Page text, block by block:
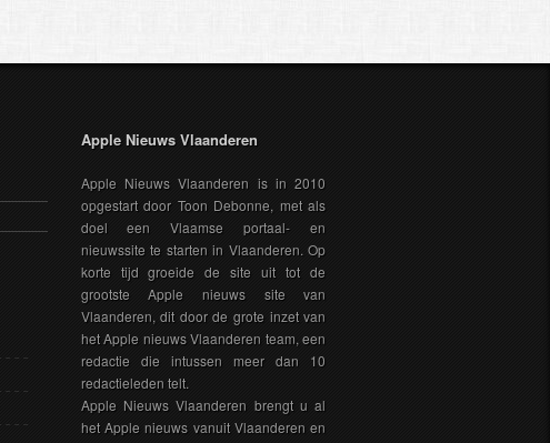
Apple Nieuws Vlaanderen
Apple Nieuws Vlaanderen is in 2010
opgestart door Toon Debonne, met als
doel een Vlaamse portaal- en
nieuwssite te starten in Vlaanderen. Op
korte tijd groeide de site uit tot de
grootste Apple nieuws site van
Vlaanderen, dit door de grote inzet van
het Apple nieuws Vlaanderen team, een
redactie die intussen meer dan 10
redactieleden telt.
Apple Nieuws Vlaanderen brengt u al
het Apple nieuws vanuit Vlaanderen en